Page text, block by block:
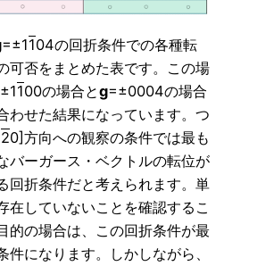
=±1104の回折条件での各種転
可否をまとめた表です。この場
100の場合とg=±0004の場合
わせた結果になっています。つ
20]方向への観察の条件では最も
バーガース・ベクトルの転位が
回折条件だと考えられます。単
在していないことを確認するこ
的の場合は、この回折条件が最
件になります。しかしながら、